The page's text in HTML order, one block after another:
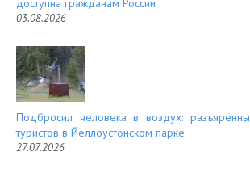
доступна гражданам России
03.08.2026
Подбросил человека в воздух:
туристов в Йеллоустонском парке
27.07.2026